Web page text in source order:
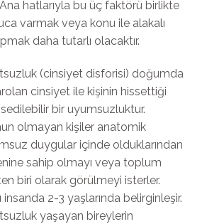
hatlarıyla bu üç faktörü birlikte
varmak veya konu ile alakalı
daha tutarlı olacaktır.
(cinsiyet disforisi) doğumda
cinsiyet ile kişinin hissettiği
bir uyumsuzluktur.
olmayan kişiler anatomik
duygular içinde olduklarından
sahip olmayı veya toplum
biri olarak görülmeyi isterler.
2-3 yaşlarında belirginleşir.
yaşayan bireylerin